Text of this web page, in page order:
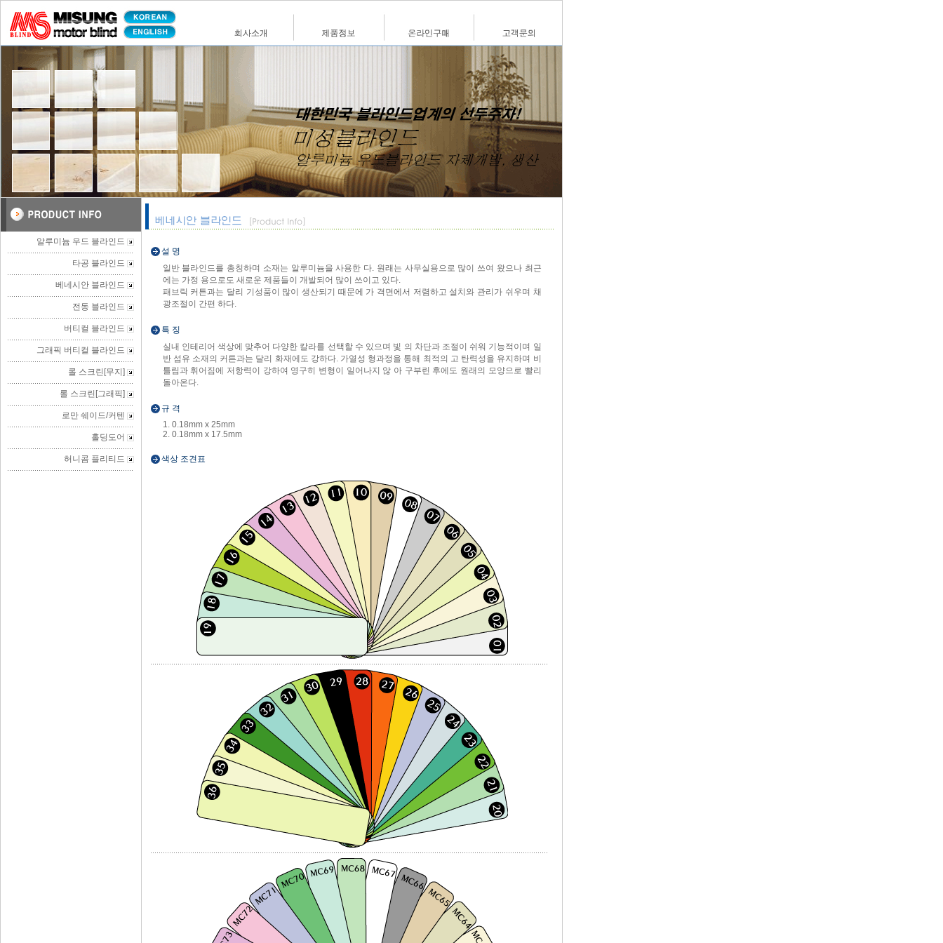
알루미늄 우드 블라인드
타공 블라인드
베네시안 블라인드
전동 블라인드
버티컬 블라인드
그래픽 버티컬 블라인드
롤 스크린[무지]
롤 스크린[그래픽]
로만 쉐이드/커텐
홀딩도어
허니콤 플리티드
설 명
일반 블라인드를 총칭하며 소재는 알루미늄을 사용한 다. 원래는 사무실용으로 많이 쓰여 왔으나 최근
에는 가정 용으로도 새로운 제품들이 개발되어 많이 쓰이고 있다.
패브릭 커튼과는 달리 기성품이 많이 생산되기 때문에 가 격면에서 저렴하고 설치와 관리가 쉬우며 채
광조절이 간편 하다.
특 징
실내 인테리어 색상에 맞추어 다양한 칼라를 선택할 수 있으며 빛 의 차단과 조절이 쉬워 기능적이며 일
반 섬유 소재의 커튼과는 달리 화재에도 강하다. 가열성 형과정을 통해 최적의 고 탄력성을 유지하며 비
틀림과 휘어짐에 저항력이 강하여 영구히 변형이 일어나지 않 아 구부린 후에도 원래의 모양으로 빨리
돌아온다.
규 격
1. 0.18mm x 25mm
2. 0.18mm x 17.5mm
색상 조견표